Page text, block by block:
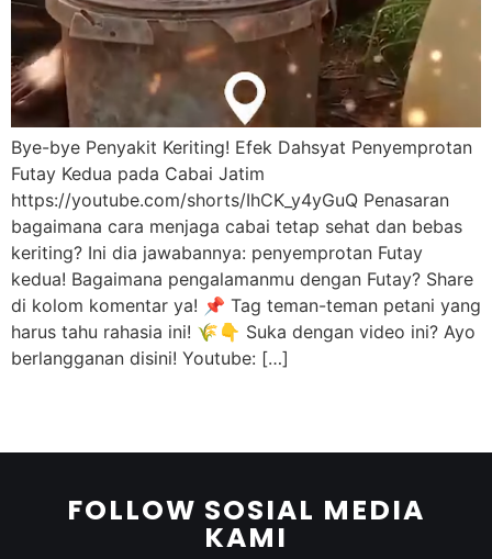
Bye-bye Penyakit Keriting! Efek Dahsyat Penyemprotan
Futay Kedua pada Cabai Jatim
https://youtube.com/shorts/IhCK_y4yGuQ Penasaran
bagaimana cara menjaga cabai tetap sehat dan bebas
keriting? Ini dia jawabannya: penyemprotan Futay
kedua! Bagaimana pengalamanmu dengan Futay? Share
di kolom komentar ya! 📌 Tag teman-teman petani yang
harus tahu rahasia ini! 🌾👇 Suka dengan video ini? Ayo
berlangganan disini! Youtube: […]
FOLLOW SOSIAL MEDIA
KAMI